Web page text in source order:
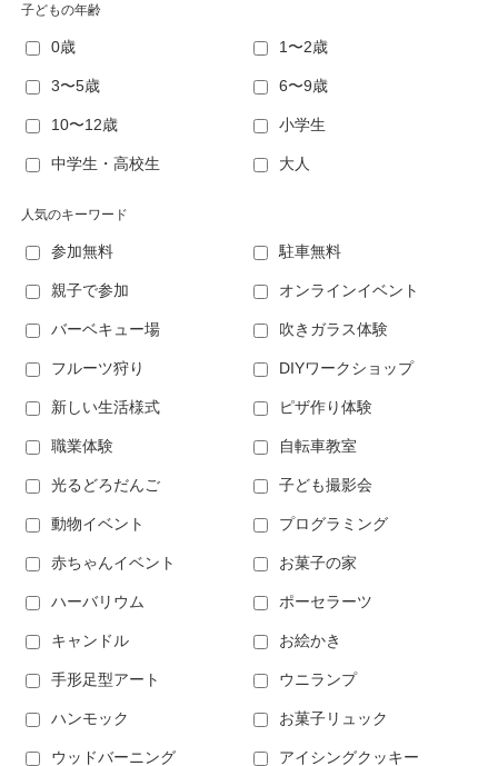
子どもの年齢
0歳 1〜2歳
3〜5歳 6〜9歳
10〜12歳 小学生
中学生・高校生 大人
人気のキーワード
参加無料 駐車無料
親子で参加 オンラインイベント
バーベキュー場 吹きガラス体験
フルーツ狩り DIYワークショップ
新しい生活様式 ピザ作り体験
職業体験 自転車教室
光るどろだんご 子ども撮影会
動物イベント プログラミング
赤ちゃんイベント お菓子の家
ハーバリウム ポーセラーツ
キャンドル お絵かき
手形足型アート ウニランプ
ハンモック お菓子リュック
ウッドバーニング アイシングクッキー